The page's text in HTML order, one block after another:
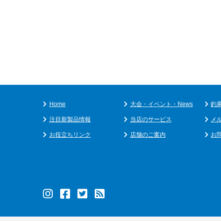
Home 大会・イベント・News 釣
注目新製品情報 当店のサービス メ
お役立ちリンク 店舗のご案内 お